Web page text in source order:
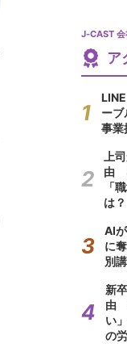
J-CAST 会
ア
ーブ
事業
上
由
「
は？
AI
に
別
新
由
い
の